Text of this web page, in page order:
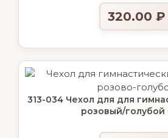
320.00 ₽
313-034 Чехол для для
розовый/голубой